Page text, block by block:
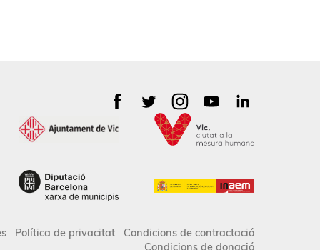
Política de privacitat
Condicions de contractació
Condicions de donació